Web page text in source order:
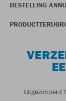
BESTELLING
Uitgezonderd